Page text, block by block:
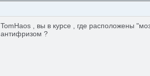
TomHaos , вы в курсе , где расположены
антифризом ?